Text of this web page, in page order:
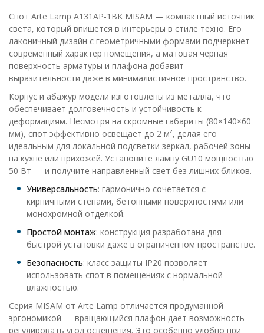
Спот Arte Lamp A131AP-1BK MISAM — компактный источник
света, который впишется в интерьеры в стиле техно. Его
лаконичный дизайн с геометричными формами подчеркнет
современный характер помещения, а матовая черная
поверхность арматуры и плафона добавит
выразительности даже в минималистичное пространство.
Корпус и абажур модели изготовлены из металла, что
обеспечивает долговечность и устойчивость к
деформациям. Несмотря на скромные габариты (80×140×60
мм), спот эффективно освещает до 2 м², делая его
идеальным для локальной подсветки зеркал, рабочей зоны
на кухне или прихожей. Установите лампу GU10 мощностью
50 Вт — и получите направленный свет без лишних бликов.
Универсальность: гармонично сочетается с
кирпичными стенами, бетонными поверхностями или
монохромной отделкой.
Простой монтаж: конструкция разработана для
быстрой установки даже в ограниченном пространстве.
Безопасность: класс защиты IP20 позволяет
использовать спот в помещениях с нормальной
влажностью.
Серия MISAM от Arte Lamp отличается продуманной
эргономикой — вращающийся плафон дает возможность
регулировать угол освещения. Это особенно удобно при